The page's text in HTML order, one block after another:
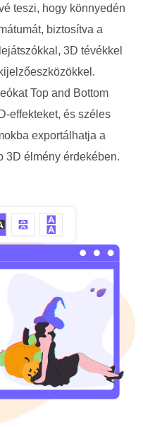
teszi, hogy könnyedén
biztosítva a
3D tévékkel
Top and Bottom
effekteket, és széles
exportálhatja a
3D élmény érdekében.